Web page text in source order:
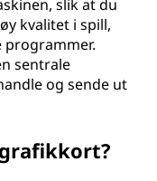
slik at du
kvalitet i spill,
sentrale
og sende ut